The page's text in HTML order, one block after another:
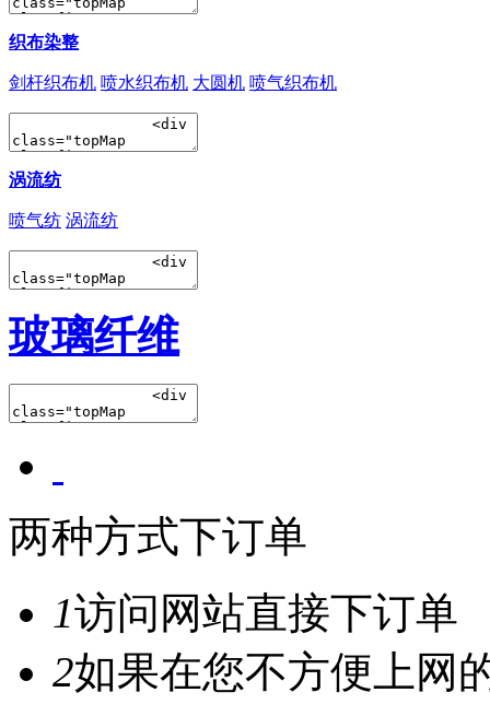
织布染整
剑杆织布机 喷水织布机 大圆机 喷气织布机
涡流纺
喷气纺 涡流纺
玻璃纤维
两种方式下订单
1访问网站直接下订单
2如果在您不方便上网